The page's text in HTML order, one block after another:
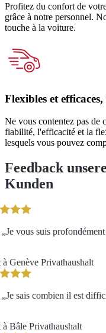
Profitez du confort de
grâce à notre personnel.
touche à la voiture.
Flexibles et
Ne vous contentez pas de
fiabilité, l'efficacité et la
lesquels vous pouvez
Feedback
Kunden
vous suis profondément
Genève Privathaushalt
sais combien il est
Bâle Privathaushalt